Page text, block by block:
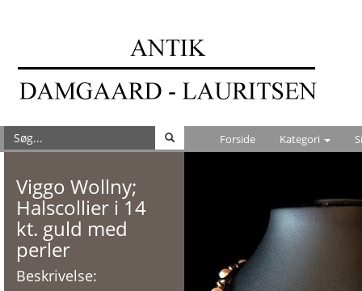
Forside Kategori
Viggo Wollny;
Halscollier i 14
kt. guld med
perler
Beskrivelse: